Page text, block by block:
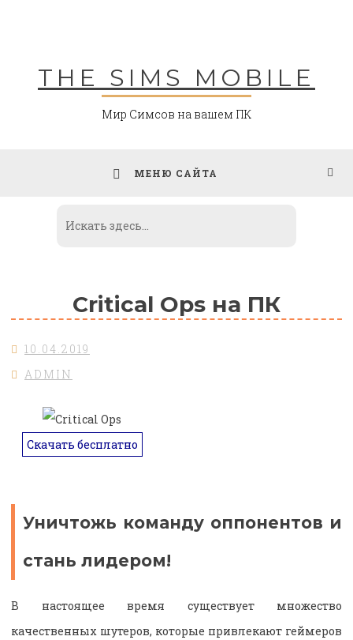
THE SIMS MOBILE
Мир Симсов на вашем ПК
МЕНЮ САЙТА
Critical Ops на ПК
10.04.2019
ADMIN
Скачать бесплатно
Уничтожь команду оппонентов и
стань лидером!
В настоящее время существует множество
качественных шутеров, которые привлекают геймеров